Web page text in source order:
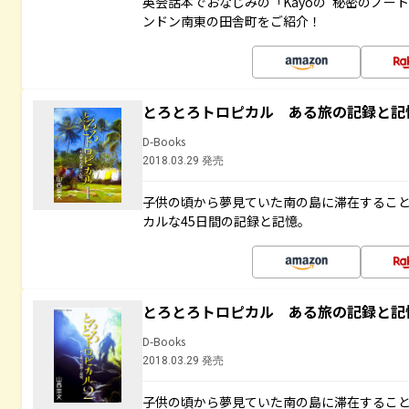
ンドン南東の田舎町をご紹介！
とろとろトロピカル ある旅の記録と
D-Books
2018.03.29 発売
子供の頃から夢見ていた南の島に滞在するこ
カルな45日間の記録と記憶。
とろとろトロピカル ある旅の記録と
D-Books
2018.03.29 発売
子供の頃から夢見ていた南の島に滞在するこ